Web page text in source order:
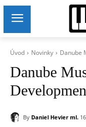
Úvod Novinky Danube
Danube
By Daniel Hevier ml.